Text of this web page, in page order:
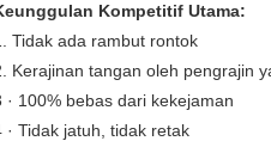
Kompetitif Utama:
Tidak ada rambut rontok
Kerajinan tangan oleh pengrajin
· 100% bebas dari kekejaman
· Tidak jatuh, tidak retak